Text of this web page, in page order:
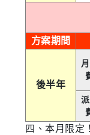
方案期間
後半年
四、本月限定